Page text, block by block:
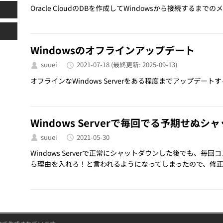
Oracle CloudのDBを作成してWindowsから接続するまでの
Windowsのオフラインアップデート
suuei 2021-07-18 (最終更新: 2025-09-13)
オフラインなWindows Serverをある程度までアップデート
Windows Serverで毎回でる予期せぬシャ
suuei 2021-05-30
Windows Serverで正常にシャットダウンした後でも、毎回
ら理由を入れろ！と言われるようになってしまったので、修